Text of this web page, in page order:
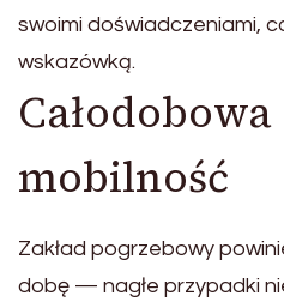
swoimi doświadczeniami,
wskazówką.
Całodobowa
mobilność
Zakład pogrzebowy
dobę — nagłe przypadki